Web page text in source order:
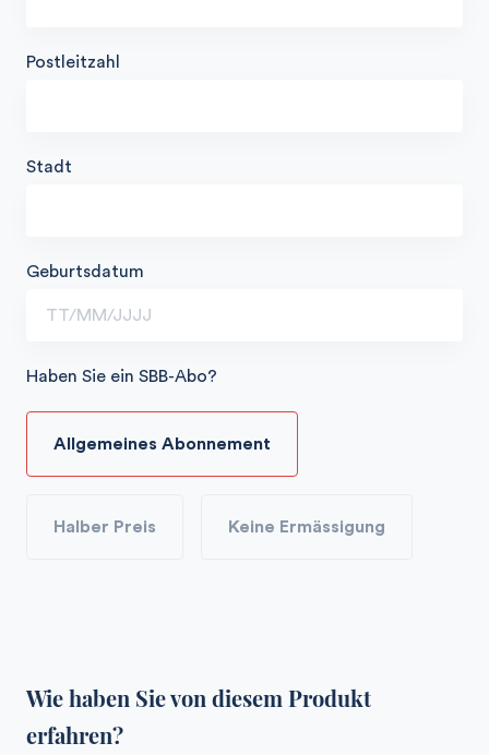
Postleitzahl
Stadt
Geburtsdatum
Haben Sie ein SBB-Abo?
Allgemeines Abonnement
Halber Preis Keine Ermässigung
Wie haben Sie von diesem Produkt
erfahren?